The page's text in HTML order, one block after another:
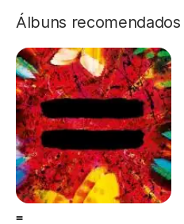
Álbuns recomendados
=